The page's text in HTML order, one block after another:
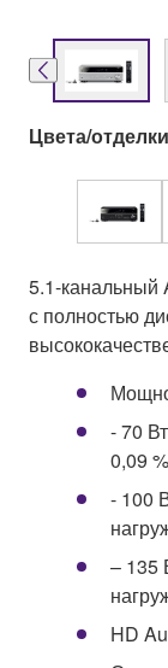
Цвета/отделки
5.1-канальный
с полностью
- 70
0,09
- 100
– 135
HD